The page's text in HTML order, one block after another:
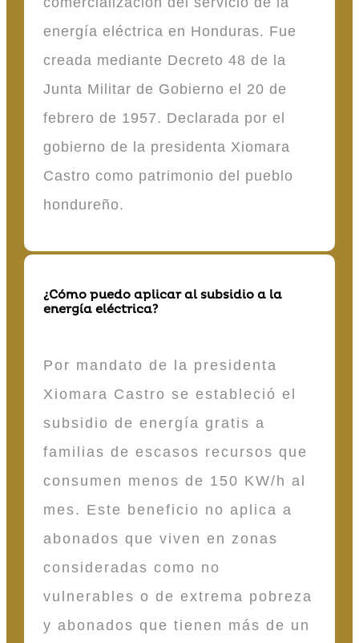
energía eléctrica en Honduras. Fue
creada mediante Decreto 48 de la
Junta Militar de Gobierno el 20 de
febrero de 1957. Declarada por el
gobierno de la presidenta Xiomara
Castro como patrimonio del pueblo
hondureño.
¿Cómo puedo aplicar al subsidio a la
energía eléctrica?
Por mandato de la presidenta
Xiomara Castro se estableció el
subsidio de energía gratis a
familias de escasos recursos que
consumen menos de 150 KW/h al
mes. Este beneficio no aplica a
abonados que viven en zonas
consideradas como no
vulnerables o de extrema pobreza
y abonados que tienen más de un